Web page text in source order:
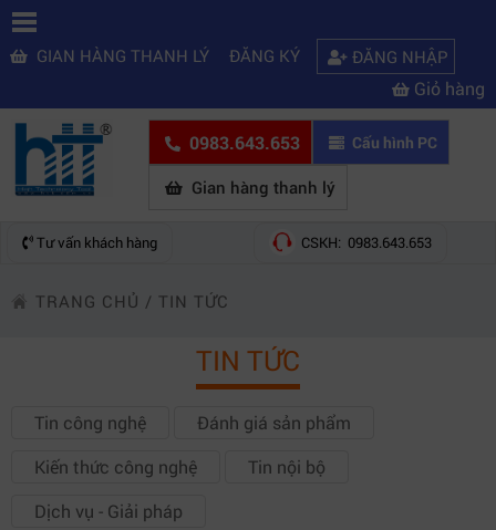
GIAN HÀNG THANH LÝ ĐĂNG KÝ ĐĂNG NHẬP
Giỏ hàng
0983.643.653 Cấu hình PC
Gian hàng thanh lý
Tư vấn khách hàng CSKH: 0983.643.653
TRANG CHỦ / TIN TỨC
TIN TỨC
Tin công nghệ
Đánh giá sản phẩm
Kiến thức công nghệ
Tin nội bộ
Dịch vụ - Giải pháp